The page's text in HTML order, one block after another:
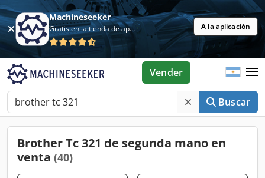
Machineseeker
Gratis en la tienda de aplicaciones A la aplicación
Buscar
Vender
Brother Tc 321 de segunda mano en
venta (40)